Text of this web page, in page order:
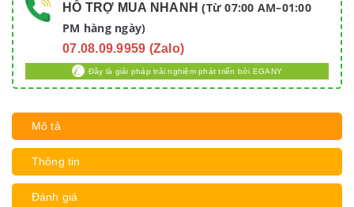
HỖ TRỢ MUA NHANH (Từ 07:00 AM–01:00
PM hàng ngày)
07.08.09.9959 (Zalo)
Đây là giải pháp trải nghiệm phát triển bởi EGANY
Mô tả
Thông tin
Đánh giá